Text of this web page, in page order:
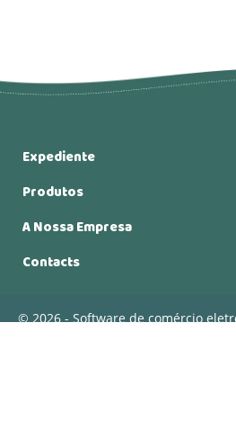
Expediente
Produtos
A Nossa Empresa
Contacts
© 2026 - Software de comércio